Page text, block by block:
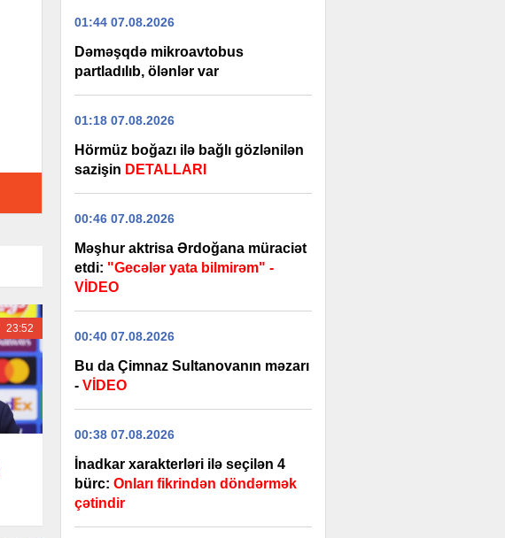
23:52
01:44 07.08.2026
Dəməşqdə mikroavtobus
partladılıb, ölənlər var
01:18 07.08.2026
Hörmüz boğazı ilə bağlı gözlənilən
sazişin DETALLARI
00:46 07.08.2026
Məşhur aktrisa Ərdoğana müraciət
etdi: "Gecələr yata bilmirəm" -
VİDEO
00:40 07.08.2026
Bu da Çimnaz Sultanovanın məzarı
- VİDEO
00:38 07.08.2026
İnadkar xarakterləri ilə seçilən 4
bürc: Onları fikrindən döndərmək
çətindir